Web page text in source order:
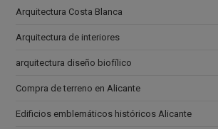
Arquitectura Costa Blanca
Arquitectura de interiores
arquitectura diseño biofílico
Compra de terreno en Alicante
Edificios emblemáticos históricos Alicante